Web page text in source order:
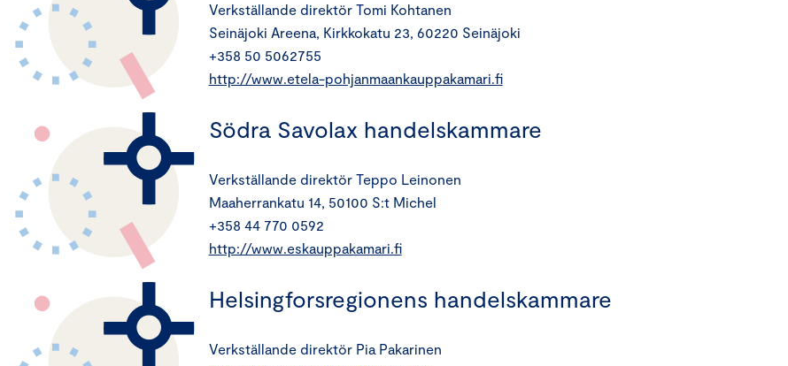
Verkställande direktör Tomi Kohtanen
Seinäjoki Areena, Kirkkokatu 23, 60220 Seinäjoki
+358 50 5062755
http://www.etela-pohjanmaankauppakamari.fi
Södra Savolax handelskammare
Verkställande direktör Teppo Leinonen
Maaherrankatu 14, 50100 S:t Michel
+358 44 770 0592
http://www.eskauppakamari.fi
Helsingforsregionens handelskammare
Verkställande direktör Pia Pakarinen